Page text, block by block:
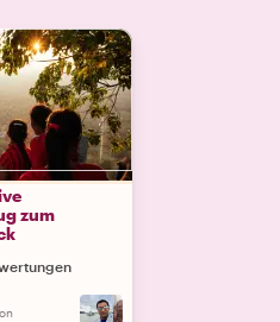
zum